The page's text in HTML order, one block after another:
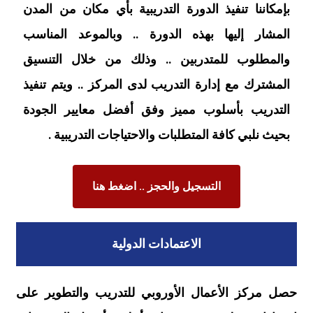
بإمكاننا تنفيذ الدورة التدريبية بأي مكان من المدن
المشار إليها بهذه الدورة .. وبالموعد المناسب
والمطلوب للمتدربين .. وذلك من خلال التنسيق
المشترك مع إدارة التدريب لدى المركز .. ويتم تنفيذ
التدريب بأسلوب مميز وفق أفضل معايير الجودة
بحيث نلبي كافة المتطلبات والاحتياجات التدريبية .
التسجيل والحجز .. اضغط هنا
الاعتمادات الدولية
حصل مركز الأعمال الأوروبي للتدريب والتطوير على